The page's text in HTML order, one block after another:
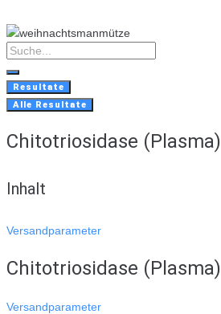
to
content
Search
...
Resultate
Alle Resultate
Chitotriosidase (Plasma)
Inhalt
Versandparameter
Chitotriosidase (Plasma)
Versandparameter